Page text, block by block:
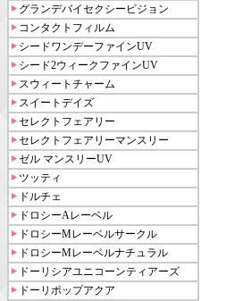
グランデバイセクシービジョン
コンタクトフィルム
シードワンデーファインUV
シード2ウィークファインUV
スウィートチャーム
スイートデイズ
セレクトフェアリー
セレクトフェアリーマンスリー
ゼル マンスリーUV
ツッティ
ドルチェ
ドロシーAレーベル
ドロシーMレーベルサークル
ドロシーMレーベルナチュラル
ドーリシアユニコーンティアーズ
ドーリポップアクア